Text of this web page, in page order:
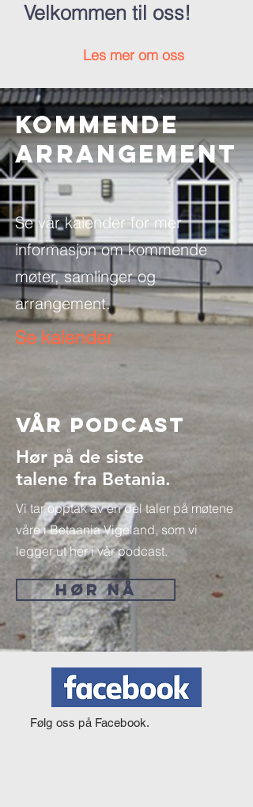
Velkommen til oss!
Les mer om oss
Kommende
ARRANGEMENT
Se vår kalender for mer
informasjon om kommende
møter, samlinger og
arrangement.
Se kalender
Vår Podcast
Hør på de siste
talene fra Betania.
Vi tar opptak av en del taler på møtene
våre i Betaania Vigeland, som vi
legger ut her i vår podcast.
HØR NÅ
Følg oss på Facebook.